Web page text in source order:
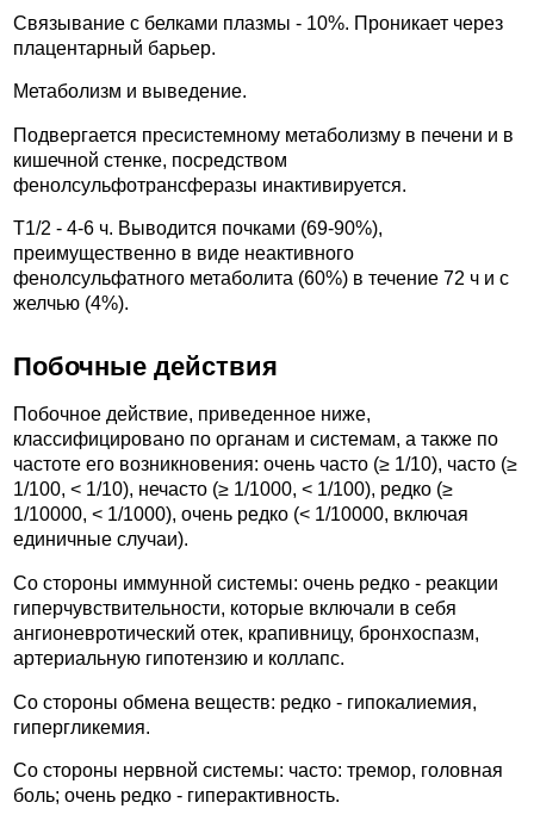
Связывание с белками плазмы - 10%. Проникает через
плацентарный барьер.
Метаболизм и выведение.
Подвергается пресистемному метаболизму в печени и в
кишечной стенке, посредством
фенолсульфотрансферазы инактивируется.
Т1/2 - 4-6 ч. Выводится почками (69-90%),
преимущественно в виде неактивного
фенолсульфатного метаболита (60%) в течение 72 ч и с
желчью (4%).
Побочные действия
Побочное действие, приведенное ниже,
классифицировано по органам и системам, а также по
частоте его возникновения: очень часто (≥ 1/10), часто (≥
1/100, < 1/10), нечасто (≥ 1/1000, < 1/100), редко (≥
1/10000, < 1/1000), очень редко (< 1/10000, включая
единичные случаи).
Со стороны иммунной системы: очень редко - реакции
гиперчувствительности, которые включали в себя
ангионевротический отек, крапивницу, бронхоспазм,
артериальную гипотензию и коллапс.
Со стороны обмена веществ: редко - гипокалиемия,
гипергликемия.
Со стороны нервной системы: часто: тремор, головная
боль; очень редко - гиперактивность.